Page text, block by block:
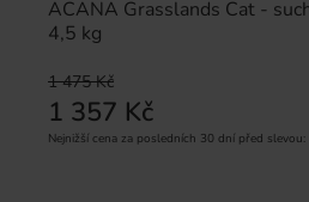
ACANA Grasslands Cat -
4,5 kg
1 475 Kč
1 357 Kč
Nejnižší cena za posledních 30 dní před slevou: